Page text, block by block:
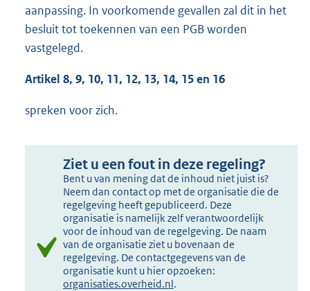
aanpassing. In voorkomende gevallen zal dit in het
besluit tot toekennen van een PGB worden
vastgelegd.
Artikel 8, 9, 10, 11, 12, 13, 14, 15 en 16
spreken voor zich.
Ziet u een fout in deze regeling?
Bent u van mening dat de inhoud niet juist is?
Neem dan contact op met de organisatie die de
regelgeving heeft gepubliceerd. Deze
organisatie is namelijk zelf verantwoordelijk
voor de inhoud van de regelgeving. De naam
van de organisatie ziet u bovenaan de
regelgeving. De contactgegevens van de
organisatie kunt u hier opzoeken:
organisaties.overheid.nl.